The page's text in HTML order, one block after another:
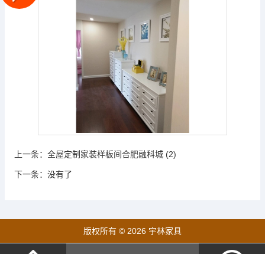
上一条： 全屋定制家装样板间合肥融科城 (2)
下一条： 没有了
版权所有 © 2026 宇林家具